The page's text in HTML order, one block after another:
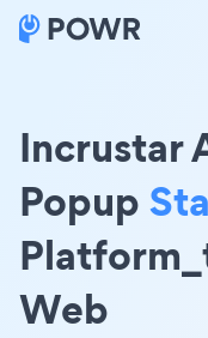
Incrustar
Popup
Web